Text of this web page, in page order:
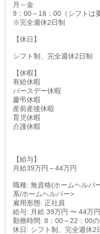
月～金
9：00～18：00（シフトは
※完全週休2日制
【休日】
シフト制、完全週休2日制
【休暇】
有給休暇
バースデー休暇
慶弔休暇
産前産後休暇
育児休暇
介護休暇
【給与】
月給39万円～44万円
職種: 無資格(ホームヘルパ
系/ホームヘルパー>
雇用形態: 正社員
給与: 月給 39万円 〜 44万円
勤務時間: 8：00～22：00
休日: シフト制、完全週休2